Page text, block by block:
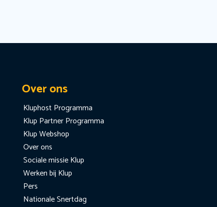
Over ons
Kluphost Programma
Klup Partner Programma
Klup Webshop
Over ons
Sociale missie Klup
Werken bij Klup
Pers
Nationale Snertdag